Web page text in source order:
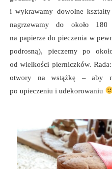
i wykrawamy dowolne
nagrzewamy do około 180
na papierze do pieczenia w
podrosną), pieczemy po
od wielkości pierniczków.
otwory na wstążkę – aby
po upieczeniu i udekorowaniu